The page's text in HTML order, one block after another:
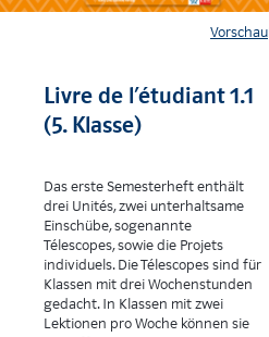
Vorschau
Livre de l’étudiant 1.1
(5. Klasse)
Das erste Semesterheft enthält
drei Unités, zwei unterhaltsame
Einschübe, sogenannte
Télescopes, sowie die Projets
individuels. Die Télescopes sind für
Klassen mit drei Wochenstunden
gedacht. In Klassen mit zwei
Lektionen pro Woche können sie